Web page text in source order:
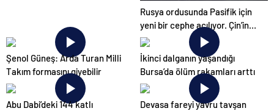
Rusya ordusunda Pasifik için
yeni bir cephe açılıyor. Çin’in
ilk tepkisi!
Şenol Güneş: Arda Turan Milli
Takım formasını giyebilir
İkinci dalganın yaşandığı
Bursa’da ölüm rakamları arttı
Abu Dabi’deki 144 katlı
Devasa fareyi yavru tavşan